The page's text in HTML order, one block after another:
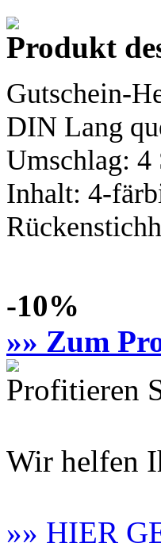
Produkt
Gutschein-
DIN Lang
Umschlag: 4
Inhalt: 4-
-10%
»» Zum
Profitieren
Wir helfen
»» HIER